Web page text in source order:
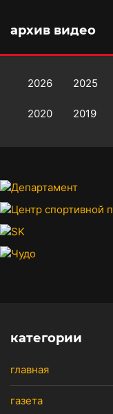
архив видео
2026 2025
2020 2019
категории
главная
газета